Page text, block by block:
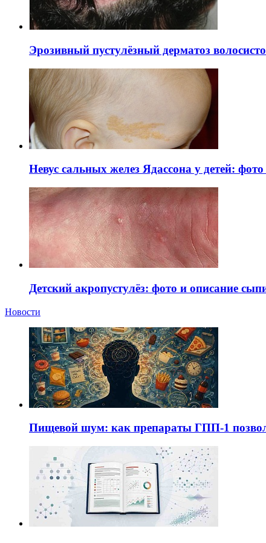
Эрозивный пустулёзный дерматоз
Невус сальных желез Ядассона у детей:
Детский акропустулёз: фото и описание
Новости
Пищевой шум: как препараты ГПП-1